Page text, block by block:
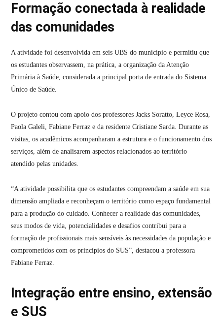
Formação conectada à realidade
das comunidades
A atividade foi desenvolvida em seis UBS do município e permitiu que
os estudantes observassem, na prática, a organização da Atenção
Primária à Saúde, considerada a principal porta de entrada do Sistema
Único de Saúde.
O projeto contou com apoio dos professores Jacks Soratto, Leyce Rosa,
Paola Galeli, Fabiane Ferraz e da residente Cristiane Sarda. Durante as
visitas, os acadêmicos acompanharam a estrutura e o funcionamento dos
serviços, além de analisarem aspectos relacionados ao território
atendido pelas unidades.
“A atividade possibilita que os estudantes compreendam a saúde em sua
dimensão ampliada e reconheçam o território como espaço fundamental
para a produção do cuidado. Conhecer a realidade das comunidades,
seus modos de vida, potencialidades e desafios contribui para a
formação de profissionais mais sensíveis às necessidades da população e
comprometidos com os princípios do SUS”, destacou a professora
Fabiane Ferraz.
Integração entre ensino, extensão
e SUS